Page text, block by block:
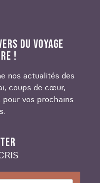
DU VOYAGE
!
nos actualités des
coups de cœur,
vos prochains